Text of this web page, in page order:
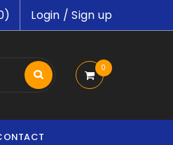
Login /Sign up
)
0